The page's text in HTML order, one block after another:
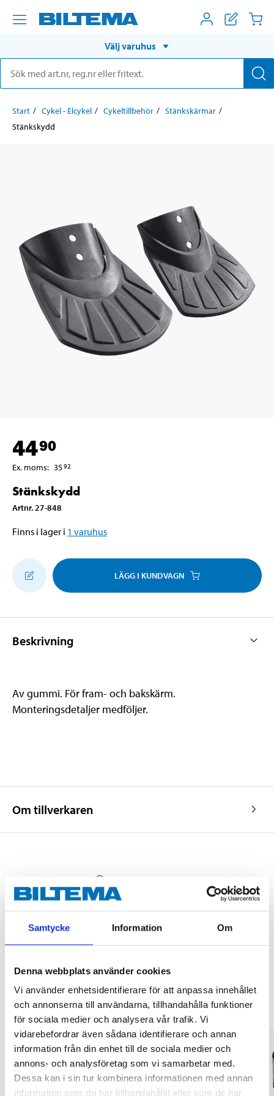
Samtycke Information Om
Denna webbplats använder cookies
Vi använder enhetsidentifierare för att anpassa innehållet
och annonserna till användarna, tillhandahålla funktioner
för sociala medier och analysera vår trafik. Vi
vidarebefordrar även sådana identifierare och annan
information från din enhet till de sociala medier och
annons- och analysföretag som vi samarbetar med.
Dessa kan i sin tur kombinera informationen med annan
information som du har tillhandahållit eller som de har
Välj varuhus
Start Cykel - Elcykel Cykeltillbehör
Stänkskärmar
Stänkskydd
4490
Ex. moms: 3592
Stänkskydd
Artnr. 27-848
Finns i lager i 1 varuhus
LÄGG I KUNDVAGN
Beskrivning
Av gummi. För fram- och bakskärm.
Monteringsdetaljer medföljer.
Om tillverkaren
Köp & Hämta i ditt varuhus inom 2 timmar! För mer information om
tjänsten och våra villkor.
LÄS MER
Andra kunder köpte också